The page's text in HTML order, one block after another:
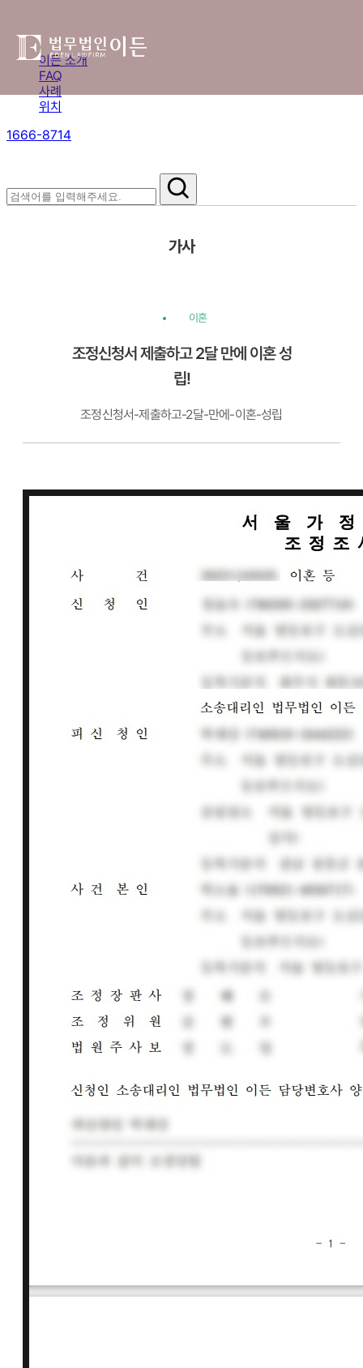
이든 소개
FAQ
사례
위치
1666-8714
가사
이혼
조정신청서 제출하고 2달 만에 이혼 성
립!
조정신청서-제출하고-2달-만에-이혼-성립